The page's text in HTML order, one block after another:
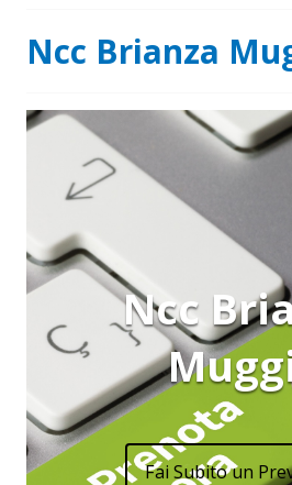
Ncc Brianza
Ncc
Fai Subito un